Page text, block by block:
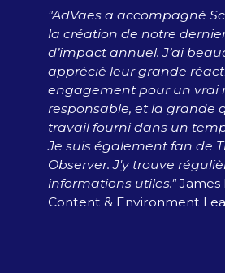
"AdVaes a accompagné
la création de notre
d’impact annuel. J’ai
apprécié leur grande
engagement pour un vrai
responsable, et la grande
travail fourni dans un
Je suis également fan de
Observer. J'y trouve
informations utiles." James
Content & Environment